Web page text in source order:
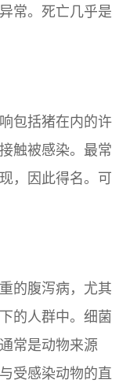
常。死亡几乎是
包括猪在内的许
触被感染。最常
，因此得名。可
的腹泻病，尤其
的人群中。细菌
常是动物来源
受感染动物的直